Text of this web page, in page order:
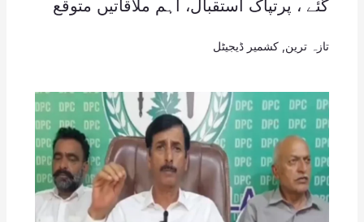
گئے ، پرتپاک استقبال، اہم ملاقاتیں متوقع
تازہ ترین کشمیر ڈیجیٹل